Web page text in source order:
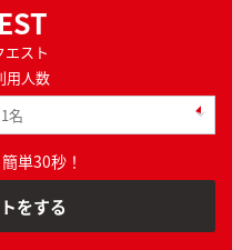
スト
用人数
単30秒！
をする